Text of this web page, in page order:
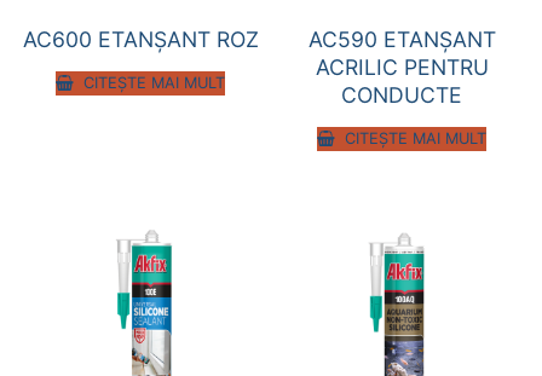
AC600 ETANȘANT ROZ
CITEȘTE MAI MULT
AC590 ETANȘANT
ACRILIC PENTRU
CONDUCTE
CITEȘTE MAI MULT